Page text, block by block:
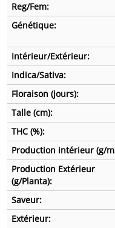
Reg/Fem:
Génétique:
Intérieur/Extérieur:
Indica/Sativa:
Floraison (jours):
Talle (cm):
THC (%):
Production intérieur (g/
Production Extérieur
(g/Planta):
Saveur:
Extérieur: